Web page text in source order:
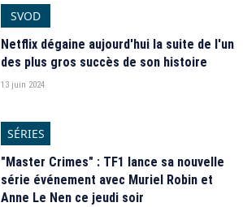
SVOD
Netflix dégaine aujourd'hui la suite de l'un
des plus gros succès de son histoire
13 juin 2024
SÉRIES
"Master Crimes" : TF1 lance sa nouvelle
série événement avec Muriel Robin et
Anne Le Nen ce jeudi soir